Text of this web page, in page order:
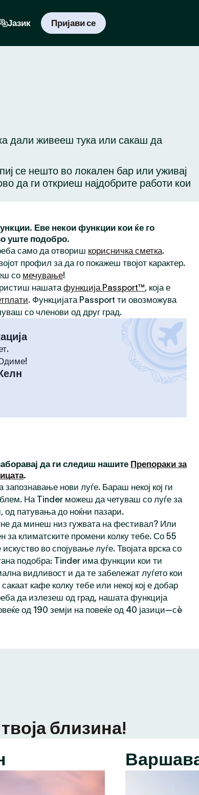
Јазик Пријави се
дали живееш тука или сакаш да
се нешто во локален бар или уживај
да ги откриеш најдобрите работи кои
Еве некои функции кои ќе го
уште подобро.
само да отвориш корисничка сметка.
профил за да го покажеш твојот карактер.
со мечување!
нашатафункција Passport™, која е
. Функцијата Passport ти овозможува
со членови од друг град.
да ги следиш нашите Препораки за
.
нови луѓе. Бараш некој кој ги
На Tinder можеш да четуваш со луѓе за
од патувања до ноќни пазари.
да минеш низ гужвата на фестивал? Или
за климатските промени колку тебе. Со 55
во спојување луѓе. Твојата врска со
подобра: Tinder има функции кои ти
видливост и да те забележат луѓето кои
кафе колку тебе или некој кој е добар
да излезеш од град, нашата функција
од 190 земји на повеќе од 40 јазици—сè
близина!